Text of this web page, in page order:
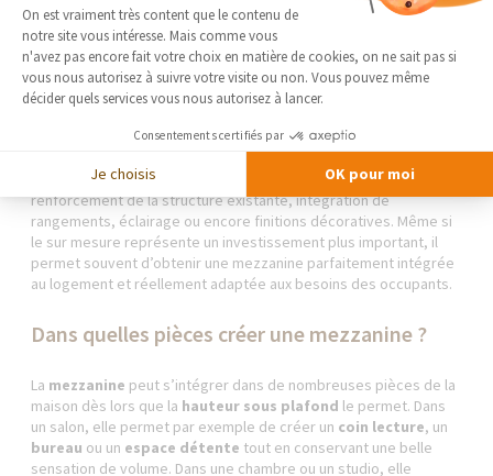
particularités du logement. Ce type de projet offre davantage de
liberté dans le choix des matériaux, des dimensions, des garde-
corps ou encore des finitions. Pour une réalisation sur mesure
avec pose par des professionnels, les budgets se situent
généralement entre5 000 € et 15 000 €, voire davantage pour
des projets complexes ou haut de gamme.
Le prix final dépend également de nombreux éléments
complémentaires : création ou modification de l’escalier,
renforcement de la structure existante, intégration de
rangements, éclairage ou encore finitions décoratives. Même si
le sur mesure représente un investissement plus important, il
permet souvent d’obtenir une mezzanine parfaitement intégrée
au logement et réellement adaptée aux besoins des occupants.
Dans quelles pièces créer une mezzanine ?
La mezzanine peut s’intégrer dans de nombreuses pièces de la
maison dès lors que la hauteur sous plafond le permet. Dans
un salon, elle permet par exemple de créer un coin lecture, un
bureau ou un espace détente tout en conservant une belle
sensation de volume. Dans une chambre ou un studio, elle
Plateforme de Gestion du
On est vraiment très content que le contenu de
notre site vous intéresse. Mais comme vous
n'avez pas encore fait votre choix en matière de cookies, on ne sait pas si
vous nous autorisez à suivre votre visite ou non. Vous pouvez même
décider quels services vous nous autorisez à lancer.
Consentements certifiés par
Je choisis OK pour moi
Axeptio consent